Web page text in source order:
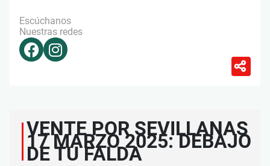
Escúchanos
Nuestras redes
VENTE POR SEVILLANAS
17 MARZO 2025: DEBAJO
DE TU FALDA